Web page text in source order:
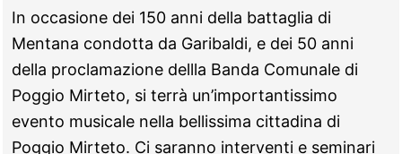
novembre
–
“Il
carrozzone
dei
Gusti”
In occasione dei 150 anni della battaglia di
Mentana condotta da Garibaldi, e dei 50 anni
della proclamazione dellla Banda Comunale di
Poggio Mirteto, si terrà un’importantissimo
evento musicale nella bellissima cittadina di
Poggio Mirteto. Ci saranno interventi e seminari